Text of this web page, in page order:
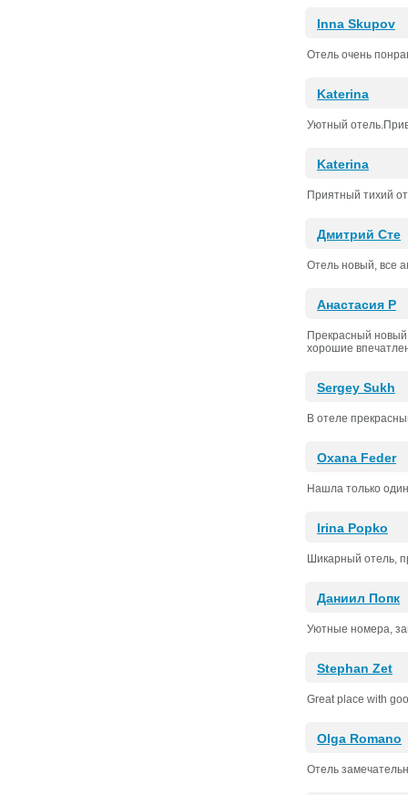
Inna Skupov
Отель очень
Katerina
Уютный
Katerina
Приятный тихий
Дмитрий Сте
Отель новый, все
Анастасия Р
Прекрасный
хорошие
Sergey Sukh
В отеле
Oxana Feder
Нашла только
Irina Popko
Шикарный отель,
Даниил Попк
Уютные номера,
Stephan Zet
Great place with
Olga Romano
Отель